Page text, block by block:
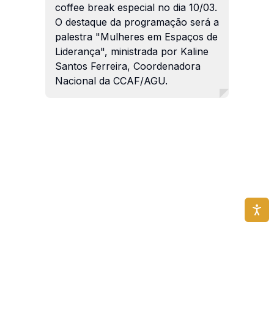
coffee break especial no dia 10/03.
O destaque da programação será a
palestra "Mulheres em Espaços de
Liderança", ministrada por Kaline
Santos Ferreira, Coordenadora
Nacional da CCAF/AGU.